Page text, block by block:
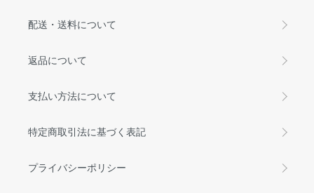
配送・送料について
返品について
支払い方法について
特定商取引法に基づく表記
プライバシーポリシー